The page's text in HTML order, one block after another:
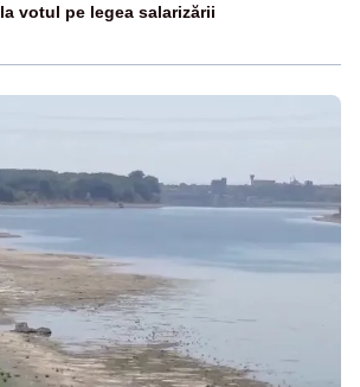
la votul pe legea salarizării